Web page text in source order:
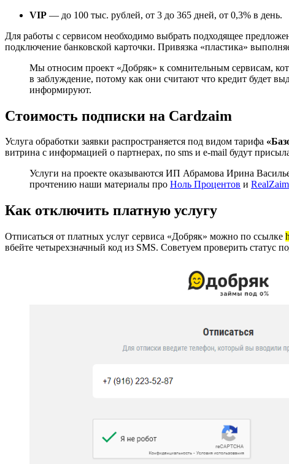
VIP — до 100 тыс. рублей, от 3 до 365 дней, от 0,3% в день.
Для работы с сервисом необходимо выбрать подходящее
подключение банковской карточки. Привязка «пластика»
Мы относим проект «Добряк» к сомнительным сервисам,
в заблуждение, потому как они считают что кредит будет
информируют.
Стоимость подписки на Cardzaim
Услуга обработки заявки распространяется под видом тарифа
витрина с информацией о партнерах, по sms и e-mail будут
Услуги на проекте оказываются ИП Абрамова Ирина
прочтению наши материалы про Ноль Процентов и RealZaim
Как отключить платную услугу
Отписаться от платных услуг сервиса «Добряк» можно по ссылке
вбейте четырехзначный код из SMS. Советуем проверить статус